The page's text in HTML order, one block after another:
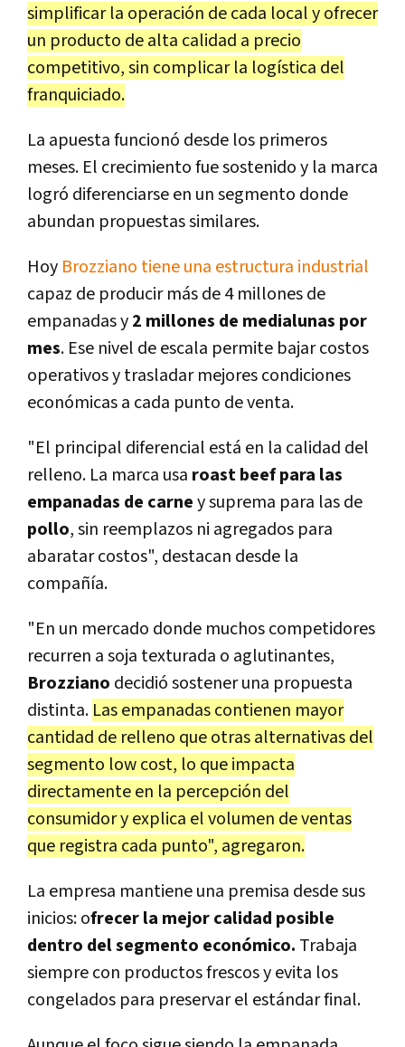
simplificar la operación de cada local y ofrecer
un producto de alta calidad a precio
competitivo, sin complicar la logística del
franquiciado.
La apuesta funcionó desde los primeros
meses. El crecimiento fue sostenido y la marca
logró diferenciarse en un segmento donde
abundan propuestas similares.
Hoy Brozziano tiene una estructura industrial
capaz de producir más de 4 millones de
empanadas y2 millones de medialunas por
mes. Ese nivel de escala permite bajar costos
operativos y trasladar mejores condiciones
económicas a cada punto de venta.
"El principal diferencial está en la calidad del
relleno. La marca usa roast beef para las
empanadas de carney suprema para las de
pollo, sin reemplazos ni agregados para
abaratar costos", destacan desde la
compañía.
"En un mercado donde muchos competidores
recurren a soja texturada o aglutinantes,
Brozziano decidió sostener una propuesta
distinta. Las empanadas contienen mayor
cantidad de relleno que otras alternativas del
segmento low cost, lo que impacta
directamente en la percepción del
consumidor y explica el volumen de ventas
que registra cada punto", agregaron.
La empresa mantiene una premisa desde sus
inicios: ofrecer la mejor calidad posible
dentro del segmento económico. Trabaja
siempre con productos frescos y evita los
congelados para preservar el estándar final.